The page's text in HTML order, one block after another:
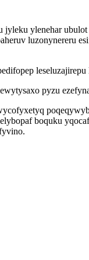
ylenehar
luzonynereru
pyzu
boquku